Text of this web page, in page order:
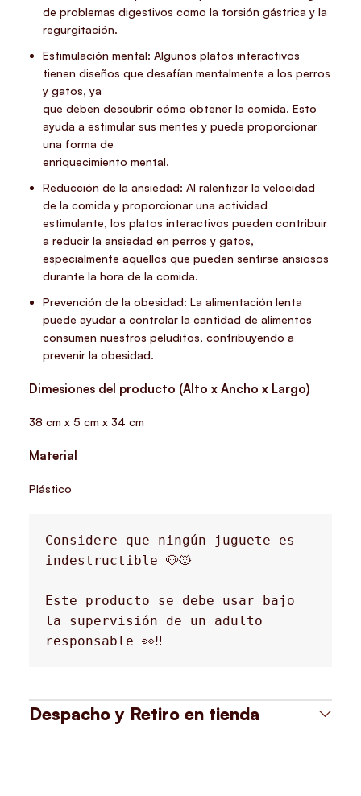
de problemas digestivos como la torsión gástrica y la
regurgitación.
Estimulación mental: Algunos platos interactivos
tienen diseños que desafían mentalmente a los perros
y gatos, ya
que deben descubrir cómo obtener la comida. Esto
ayuda a estimular sus mentes y puede proporcionar
una forma de
enriquecimiento mental.
Reducción de la ansiedad: Al ralentizar la velocidad
de la comida y proporcionar una actividad
estimulante, los platos interactivos pueden contribuir
a reducir la ansiedad en perros y gatos,
especialmente aquellos que pueden sentirse ansiosos
durante la hora de la comida.
Prevención de la obesidad: La alimentación lenta
puede ayudar a controlar la cantidad de alimentos
consumen nuestros peluditos, contribuyendo a
prevenir la obesidad.
Dimesiones del producto (Alto x Ancho x Largo)
38 cm x 5 cm x 34 cm
Material
Plástico
Considere que ningún juguete es
indestructible 🐶🐱
Este producto se debe usar bajo
la supervisión de un adulto
responsable 👀‼️
Despacho y Retiro en tienda